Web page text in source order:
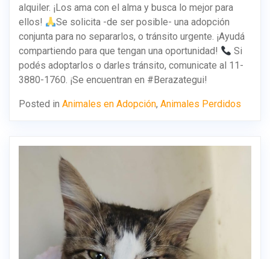
alquiler. ¡Los ama con el alma y busca lo mejor para
ellos!
Se solicita -de ser posible- una adopción
conjunta para no separarlos, o tránsito urgente. ¡Ayudá
compartiendo para que tengan una oportunidad!
Si
podés adoptarlos o darles tránsito, comunicate al 11-
3880-1760. ¡Se encuentran en #Berazategui!
Posted in Animales en Adopción, Animales Perdidos